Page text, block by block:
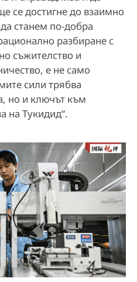
се достигне до взаимно
станем по-добра
разбиране с
съжителство и
е не само
сили трябва
но и ключът към
на Тукидид“.